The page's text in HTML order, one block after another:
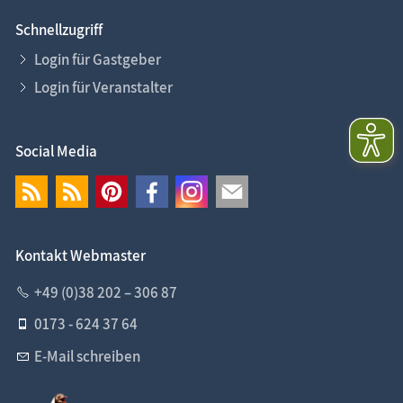
Schnellzugriff
Login für Gastgeber
Login für Veranstalter
Social Media
Kontakt Webmaster
+49 (0)38 202 – 306 87
0173 - 624 37 64
E-Mail schreiben